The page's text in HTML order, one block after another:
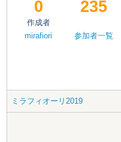
0
作成者
mirafiori
235
参加者一覧
ミラフィオーリ2019